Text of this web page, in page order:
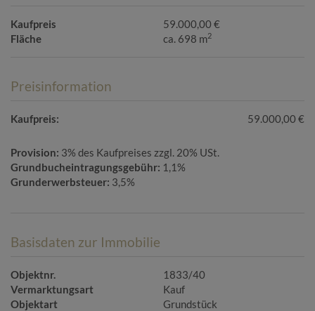
Kaufpreis
59.000,00 €
Fläche
ca. 698 m2
Preisinformation
Kaufpreis: 59.000,00 €
Provision: 3% des Kaufpreises zzgl. 20% USt.
Grundbucheintragungsgebühr: 1,1%
Grunderwerbsteuer: 3,5%
Basisdaten zur Immobilie
Objektnr.
1833/40
Vermarktungsart
Kauf
Objektart
Grundstück